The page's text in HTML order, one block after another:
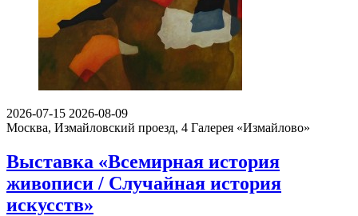
2026-07-15 2026-08-09
Москва, Измайловский проезд, 4 Галерея «Измайлово»
Выставка «Всемирная история
живописи / Случайная история
искусств»